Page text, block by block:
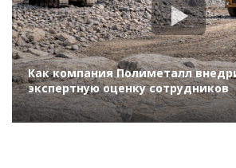
Как компания Полиметалл
экспертную оценку сотрудников